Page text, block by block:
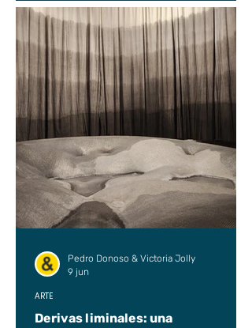
Derivas liminales: una
ARTE
Pedro Donoso & Victoria Jolly
9 jun